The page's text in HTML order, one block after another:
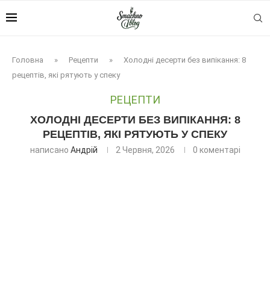
Головна » Рецепти »
Холодні десерти без випікання: 8
рецептів, які рятують у спеку
РЕЦЕПТИ
ХОЛОДНІ ДЕСЕРТИ БЕЗ ВИПІКАННЯ: 8
РЕЦЕПТІВ, ЯКІ РЯТУЮТЬ У СПЕКУ
написано Андрій 2 Червня, 2026 0 коментарі